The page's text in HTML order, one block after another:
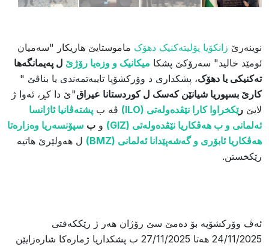
نوینەرێ زانکۆیا پۆلیتەکنیک دهۆک ​ماموستایێ هاریکار "سەميان
ئومێد خاليد" سەرۆکێ پشکا ميکانيک و وزەيا رۆژێ ل پەيمانگه‌ها
تەکنیکی یا دهۆک، پشکدارى د وۆرکشۆپا تايبەتمەندی یا بناڤێ "
کارێ بسپوریا شيانێن کەسک ل کوردستانا عیراق"ێ دا کڕ، ئەوا ژ
لایێ رێکخراوا کارا نێڤدەولەتی (ILO) ڤە ب پشتەڤانيا ئاژانسا
ئەلمانى و ب هەڤکاريا نێڤدەولەتى (GIZ)
و ب سپۆنسەریا وەزارەتا
هەڤکاريا ئابۆری و گەشەپێدانا ئەلمانی (BMZ)
ل هەولێرێ هاتیە
رێکخستن.
ئەڤ ​وۆرکشۆپە بۆ دەمێ سێ رۆژان هەر ژ رێککەفتی
24/11/2025 هەتا 27/11/2025 ب پشکداريا ژمارەکا شارەزایێن